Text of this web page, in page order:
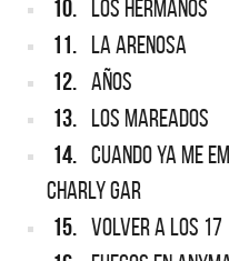
10. LOS HERMANOS
11. LA ARENOSA
12. AÑOS
13. LOS MAREADOS
14. CUANDO YA ME
CHARLY GAR
15. VOLVER A LOS 17